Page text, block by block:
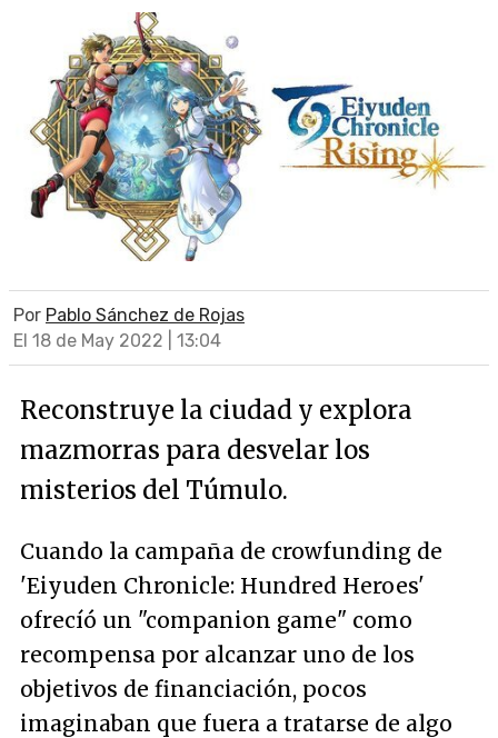
Por Pablo Sánchez de Rojas
El 18 de May 2022 | 13:04
Reconstruye la ciudad y explora
mazmorras para desvelar los
misterios del Túmulo.
Cuando la campaña de crowfunding de
'Eiyuden Chronicle: Hundred Heroes'
ofrecíó un "companion game" como
recompensa por alcanzar uno de los
objetivos de financiación, pocos
imaginaban que fuera a tratarse de algo